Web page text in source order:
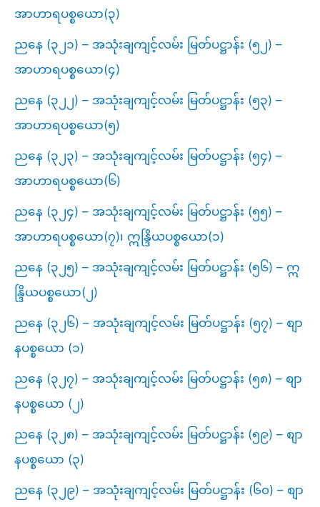
အာဟာရပစ္စယော(၃)
ညနေ (၃၂၁) – အသုံးချကျင့်လမ်း မြတ်ပဋ္ဌာန်း (၅၂) –
အာဟာရပစ္စယော(၄)
ညနေ (၃၂၂) – အသုံးချကျင့်လမ်း မြတ်ပဋ္ဌာန်း (၅၃) –
အာဟာရပစ္စယော(၅)
ညနေ (၃၂၃) – အသုံးချကျင့်လမ်း မြတ်ပဋ္ဌာန်း (၅၄) –
အာဟာရပစ္စယော(၆)
ညနေ (၃၂၄) – အသုံးချကျင့်လမ်း မြတ်ပဋ္ဌာန်း (၅၅) –
အာဟာရပစ္စယော(၇)၊ ဣန္ဒြိယပစ္စယော(၁)
ညနေ (၃၂၅) – အသုံးချကျင့်လမ်း မြတ်ပဋ္ဌာန်း (၅၆) – ဣ
န္ဒြိယပစ္စယော(၂)
ညနေ (၃၂၆) – အသုံးချကျင့်လမ်း မြတ်ပဋ္ဌာန်း (၅၇) – စျာ
နပစ္စယော (၁)
ညနေ (၃၂၇) – အသုံးချကျင့်လမ်း မြတ်ပဋ္ဌာန်း (၅၈) – စျာ
နပစ္စယော (၂)
ညနေ (၃၂၈) – အသုံးချကျင့်လမ်း မြတ်ပဋ္ဌာန်း (၅၉) – စျာ
နပစ္စယော (၃)
ညနေ (၃၂၉) – အသုံးချကျင့်လမ်း မြတ်ပဋ္ဌာန်း (၆၀) – စျာ